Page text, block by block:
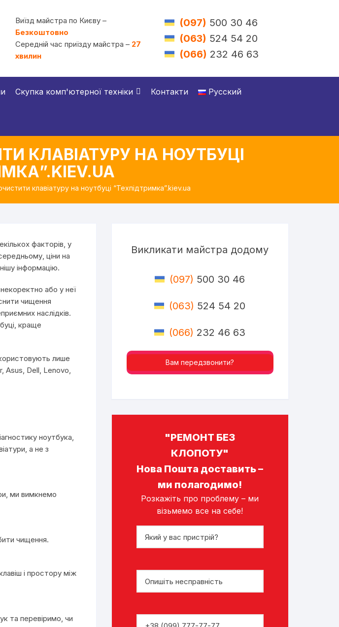
Виїзд майстра по Києву –
Безкоштовно
Середній час приїзду майстра – 27
хвилин
(097) 500 30 46
(063) 524 54 20
(066) 232 46 63
Скупка комп'ютерної техніки Контакти Русский
КЛАВІАТУРУ НА НОУТБУЦІ
клавіатуру на ноутбуці “Техпідтримка”.kiev.ua
факторів, у
ціни на
інформацію.
або у неї
чищення
наслідків.
краще
лише
Asus, Dell, Lenovo,
ноутбука,
а не з
ми вимкнемо
чищення.
і простору між
та перевіримо, чи
Викликати майстра додому
(097) 500 30 46
(063) 524 54 20
(066) 232 46 63
Вам передзвонити?
"РЕМОНТ БЕЗ
КЛОПОТУ"
Нова Пошта доставить –
ми полагодимо!
Розкажіть про проблему – ми
візьмемо все на себе!